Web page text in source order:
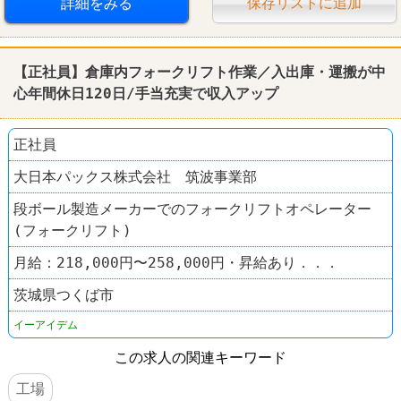
【正社員】倉庫内フォークリフト作業／入出庫・運搬が中
心年間休日120日/手当充実で収入アップ
正社員
大日本パックス株式会社 筑波事業部
段ボール製造メーカーでのフォークリフトオペレーター
(フォークリフト)
月給：218,000円〜258,000円・昇給あり．．．
茨城県つくば市
イーアイデム
この求人の関連キーワード
工場